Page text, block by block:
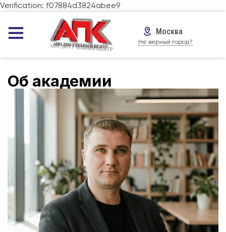
Verification: f07884d3824abee9
Москва
Не верный город?
Об академии